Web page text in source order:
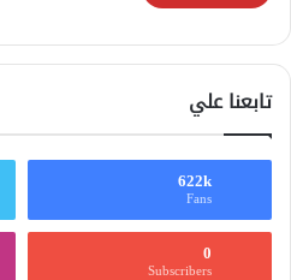
تابعنا علي
622k
Fans
0
Subscribers